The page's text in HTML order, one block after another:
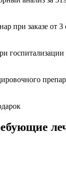
при заказе от 3
госпитализации